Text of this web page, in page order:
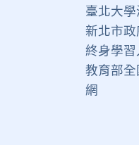
臺北大
新北市政
終身學
教育部
網